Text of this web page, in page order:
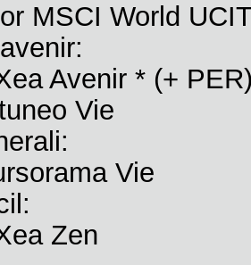
MSCI World
Avenir * (+
Vie
Vie
Zen